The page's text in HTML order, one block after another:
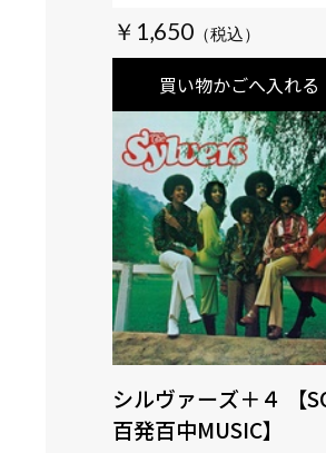
￥1,650
買い物かごへ入れる
シルヴァーズ＋４ 【
百発百中MUSIC】